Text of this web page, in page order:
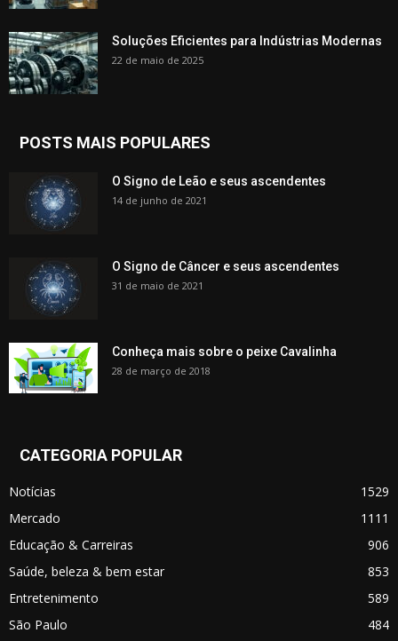
Soluções Eficientes para Indústrias Modernas
22 de maio de 2025
POSTS MAIS POPULARES
O Signo de Leão e seus ascendentes
14 de junho de 2021
O Signo de Câncer e seus ascendentes
31 de maio de 2021
Conheça mais sobre o peixe Cavalinha
28 de março de 2018
CATEGORIA POPULAR
Notícias
1529
Mercado
1111
Educação & Carreiras
906
Saúde, beleza & bem estar
853
Entretenimento
589
São Paulo
484